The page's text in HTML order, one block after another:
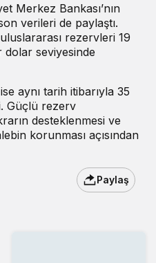
Merkez Bankası’nın
verileri de paylaştı.
rezervleri 19
dolar seviyesinde
aynı tarih itibarıyla 35
Güçlü rezerv
desteklenmesi ve
korunması açısından
Paylaş